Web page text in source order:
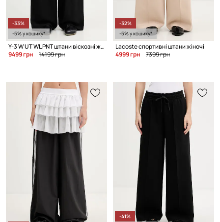
-33%
-5% у кошику*
Y-3 W UT WL PNT штани віскозні жіночі
9499 грн
14199 грн
-32%
-5% у кошику*
Lacoste спортивні штани жіночі
4999 грн
7399 грн
-41%